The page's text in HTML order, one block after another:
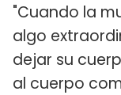
"Cuando la
algo
dejar su
al cuerpo